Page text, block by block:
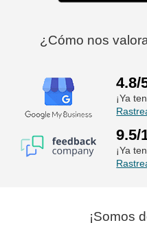
¿Cómo nos
4.8/
¡Ya
9.5/
¡Ya
¡Somos